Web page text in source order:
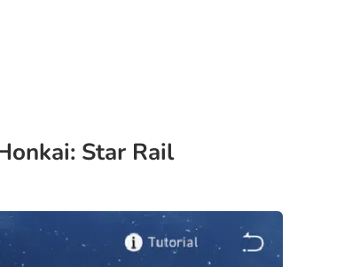
Star Rail